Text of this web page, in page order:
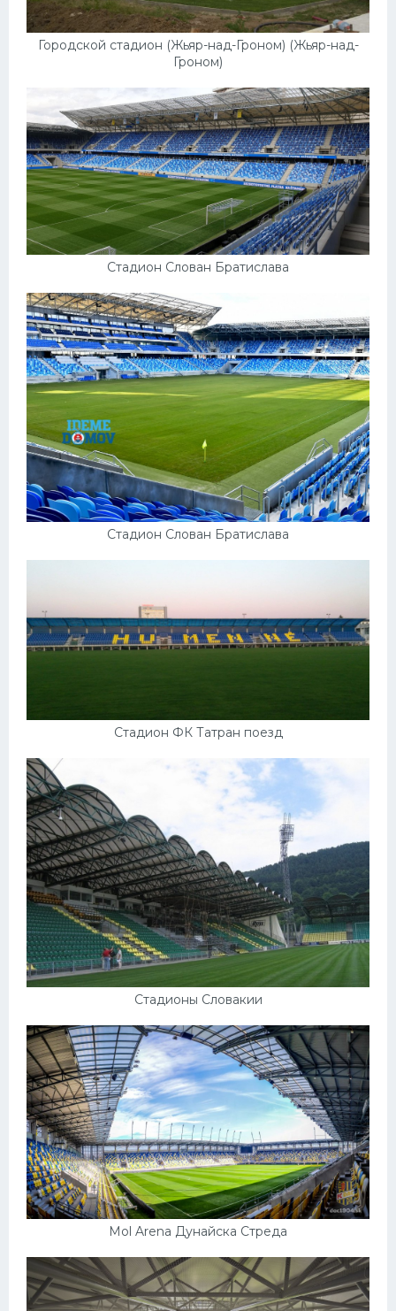
Городской стадион (Жьяр-над-Гроном) (Жьяр-над-
Гроном)
Стадион Слован Братислава
Стадион Слован Братислава
Стадион ФК Татран поезд
Стадионы Словакии
Mol Arena Дунайска Стреда